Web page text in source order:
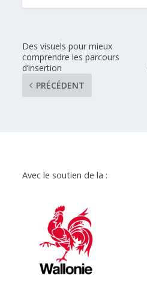
Des visuels pour mieux
comprendre les parcours
d’insertion
PRÉCÉDENT
Avec le soutien de la :